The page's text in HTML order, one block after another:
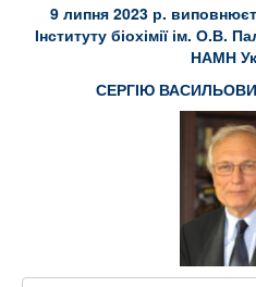
9 липня 2023 р.
Інституту біохімії ім. О.В.
НАМН
СЕРГІЮ